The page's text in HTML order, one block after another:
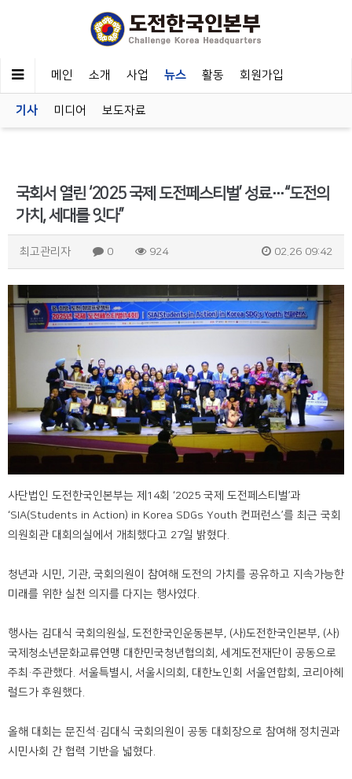
메인 소개 사업 뉴스 활동 회원가입
기사 미디어 보도자료
국회서 열린 ‘2025 국제 도전페스티벌’ 성료…“도전의
가치, 세대를 잇다”
최고관리자 0 924 02.26 09:42
사단법인 도전한국인본부는 제14회 ‘2025 국제 도전페스티벌’과
‘SIA(Students in Action) in Korea SDGs Youth 컨퍼런스’를 최근 국회
의원회관 대회의실에서 개최했다고 27일 밝혔다.
청년과 시민, 기관, 국회의원이 참여해 도전의 가치를 공유하고 지속가능한
미래를 위한 실천 의지를 다지는 행사였다.
행사는 김대식 국회의원실, 도전한국인운동본부, (사)도전한국인본부, (사)
국제청소년문화교류연맹 대한민국청년협의회, 세계도전재단이 공동으로
주최·주관했다. 서울특별시, 서울시의회, 대한노인회 서울연합회, 코리아헤
럴드가 후원했다.
올해 대회는 문진석·김대식 국회의원이 공동 대회장으로 참여해 정치권과
시민사회 간 협력 기반을 넓혔다.